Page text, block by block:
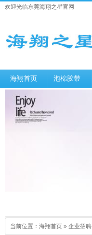
欢迎光临东莞海翔之星官网
海翔首页 泡棉胶带
当前位置： 海翔首页 » 企业招聘